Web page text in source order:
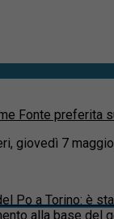
Fonte preferita
giovedì 7
Po a Torino: è
alla base del